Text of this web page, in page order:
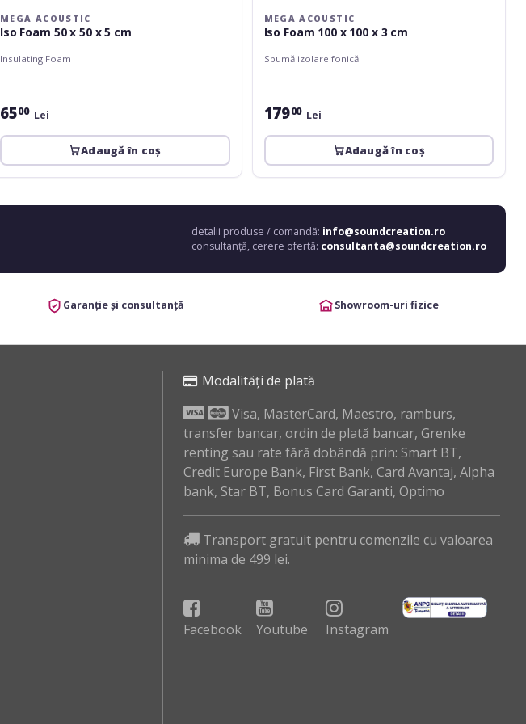
MEGA ACOUSTIC
Iso Foam 50 x 50 x 5 cm
Insulating Foam
6500 Lei
Adaugă în coș
MEGA ACOUSTIC
Iso Foam 100 x 100 x 3 cm
Spumă izolare fonică
17900 Lei
Adaugă în coș
detalii produse / comandă: info@soundcreation.ro
consultanță, cerere ofertă: consultanta@soundcreation.ro
Garanție și consultanță Showroom-uri fizice
Modalități de plată
Visa, MasterCard, Maestro, ramburs,
transfer bancar, ordin de plată bancar, Grenke
renting sau rate fără dobândă prin: Smart BT,
Credit Europe Bank, First Bank, Card Avantaj, Alpha
bank, Star BT, Bonus Card Garanti, Optimo
Transport gratuit pentru comenzile cu valoarea
minima de 499 lei.
Facebook Youtube Instagram